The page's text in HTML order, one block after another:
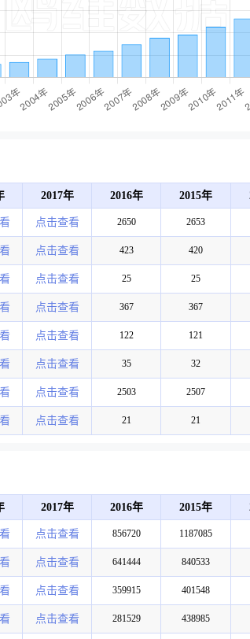
2017年 2016年 2015年
点击查看 2650 2653
点击查看 423 420
点击查看 25 25
点击查看 367 367
点击查看 122 121
点击查看 35 32
点击查看 2503 2507
点击查看 21 21
2017年 2016年 2015年
点击查看 856720 1187085
点击查看 641444 840533
点击查看 359915 401548
点击查看 281529 438985